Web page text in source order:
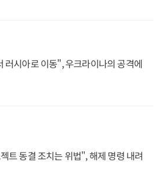
시아로 이동", 우크라이나의 공격에
트 동결 조치는 위법", 해제 명령 내려